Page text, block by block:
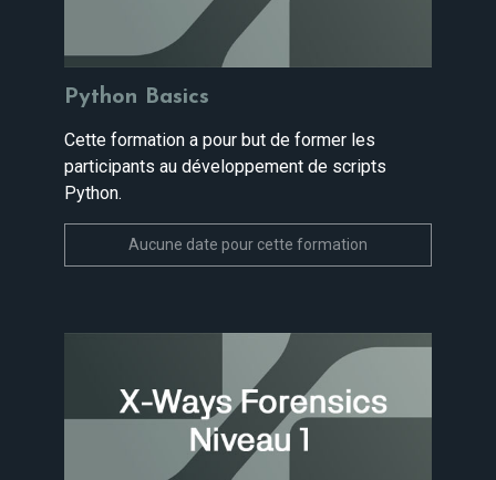
Python Basics
Cette formation a pour but de former les
participants au développement de scripts
Python.
Aucune date pour cette formation